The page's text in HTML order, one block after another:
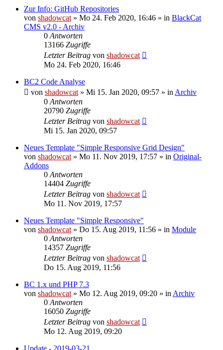
Zur Info: GitHub Repositories
von shadowcat » Mo 24. Feb 2020, 16:46 » in BlackCat
CMS v2.0 - Archiv
0 Antworten
13166 Zugriffe
Letzter Beitrag von shadowcat
Mo 24. Feb 2020, 16:46
BC2 Code Analyse
von shadowcat » Mi 15. Jan 2020, 09:57 » in Archiv
0 Antworten
20790 Zugriffe
Letzter Beitrag von shadowcat
Mi 15. Jan 2020, 09:57
Neues Template "Simple Responsive Grid Design"
von shadowcat » Mo 11. Nov 2019, 17:57 » in Original-
Addons
0 Antworten
14404 Zugriffe
Letzter Beitrag von shadowcat
Mo 11. Nov 2019, 17:57
Neues Template "Simple Responsive"
von shadowcat » Do 15. Aug 2019, 11:56 » in Module
0 Antworten
14357 Zugriffe
Letzter Beitrag von shadowcat
Do 15. Aug 2019, 11:56
BC 1.x und PHP 7.3
von shadowcat » Mo 12. Aug 2019, 09:20 » in Archiv
0 Antworten
16050 Zugriffe
Letzter Beitrag von shadowcat
Mo 12. Aug 2019, 09:20
Update - 2019-03-21